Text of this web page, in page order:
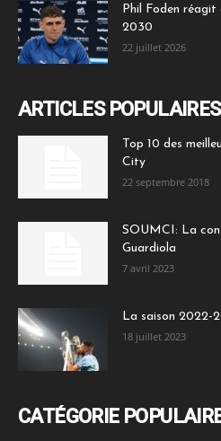
Phil Foden réagit
2030
22 juillet 2026
ARTICLES POPULAIRES
Top 10 des
City
22 septembre 2018
SOUMCI: La
Guardiola
7 avril 2023
La saison 2022-
18 juillet 2023
CATÉGORIE